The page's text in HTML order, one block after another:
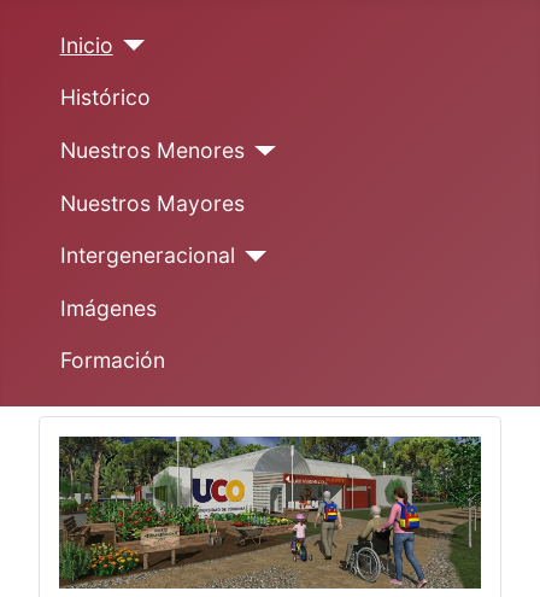
Inicio
Histórico
Nuestros Menores
Nuestros Mayores
Intergeneracional
Imágenes
Formación